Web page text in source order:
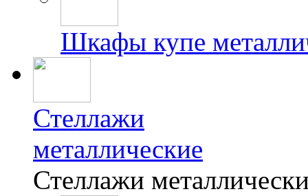
Шкафы купе
Стеллажи
металлические
Стеллажи